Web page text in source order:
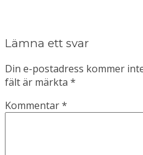
Lämna ett svar
Din e-postadress kommer
fält är märkta *
Kommentar*